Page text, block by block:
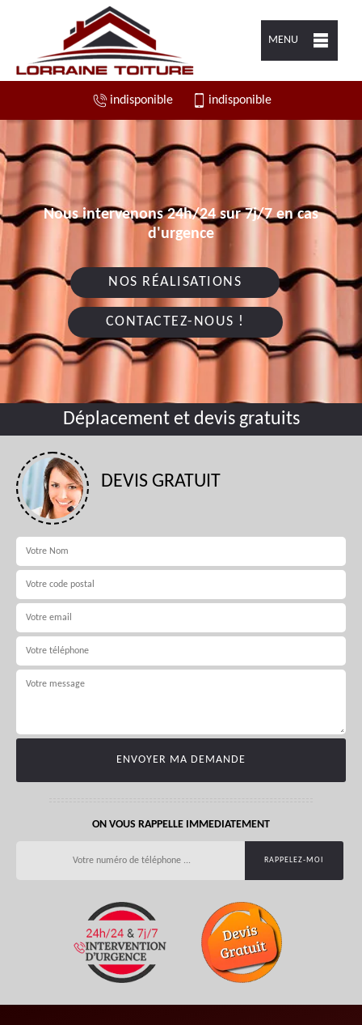
MENU
indisponible indisponible
Nous intervenons 24h/24 sur 7j/7 en cas
d'urgence
NOS RÉALISATIONS
CONTACTEZ-NOUS !
Déplacement et devis gratuits
DEVIS GRATUIT
ON VOUS RAPPELLE IMMEDIATEMENT